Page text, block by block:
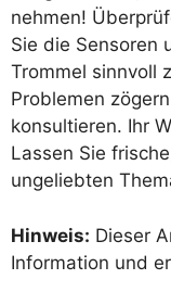
nehmen!
Sie die Sensoren
Trommel sinnvoll
Problemen
konsultieren. Ihr
Lassen Sie
ungeliebten
Hinweis: Dieser
Information und